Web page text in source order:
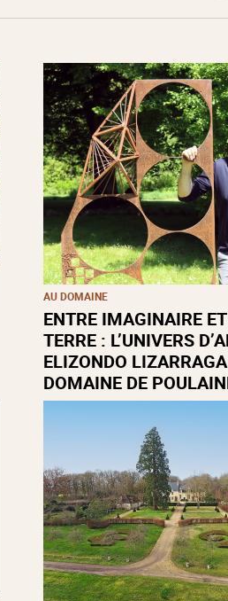
AU DOMAINE
ENTRE IMAGINAIRE
TERRE : L’UNIVERS
ELIZONDO
DOMAINE DE